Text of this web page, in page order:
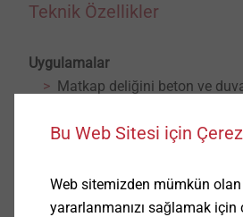
Teknik Özellikler
Uygulamalar
Matkap deliğini beton ve
Kolay kullanım
Sağlam tasarım
Teknik Özellikler
Bu Web Sitesi için Çerez
Web sitemizden mümkün
yararlanmanızı sağlamak için